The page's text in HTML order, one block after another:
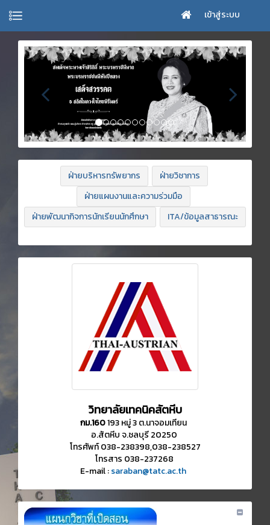
เข้าสู่ระบบ
ฝ่ายบริหารทรัพยากร
ฝ่ายวิชาการ
ฝ่ายแผนงานและความร่วมมือ
ฝ่ายพัฒนากิจการนักเรียนนักศึกษา
ITA/ข้อมูลสาธารณะ
วิทยาลัยเทคนิคสัตหีบ
กม.160193 หมู่ 3 ต.นาจอมเทียน
อ.สัตหีบ จ.ชลบุรี 20250
โทรศัพท์ 038-238398,038-238527
โทรสาร 038-237268
E-mail :saraban@tatc.ac.th